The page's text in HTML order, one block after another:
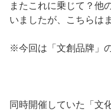
またこれに乗じて？他
いましたが、こちらは
※今回は「文創品牌」
同時開催していた「文